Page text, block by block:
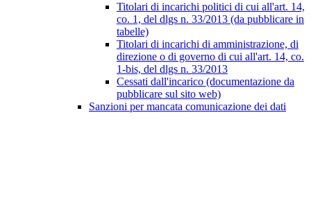
Titolari di incarichi politici di cui all'art. 14,
co. 1, del dlgs n. 33/2013 (da pubblicare in
tabelle)
Titolari di incarichi di amministrazione, di
direzione o di governo di cui all'art. 14, co.
1-bis, del dlgs n. 33/2013
Cessati dall'incarico (documentazione da
pubblicare sul sito web)
Sanzioni per mancata comunicazione dei dati